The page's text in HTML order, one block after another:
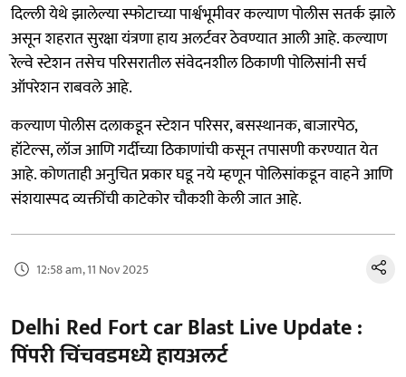
दिल्ली येथे झालेल्या स्फोटाच्या पार्श्वभूमीवर कल्याण पोलीस सतर्क झाले
असून शहरात सुरक्षा यंत्रणा हाय अलर्टवर ठेवण्यात आली आहे. कल्याण
रेल्वे स्टेशन तसेच परिसरातील संवेदनशील ठिकाणी पोलिसांनी सर्च
ऑपरेशन राबवले आहे.
कल्याण पोलीस दलाकडून स्टेशन परिसर, बसस्थानक, बाजारपेठ,
हॉटेल्स, लॉज आणि गर्दीच्या ठिकाणांची कसून तपासणी करण्यात येत
आहे. कोणताही अनुचित प्रकार घडू नये म्हणून पोलिसांकडून वाहने आणि
संशयास्पद व्यक्तींची काटेकोर चौकशी केली जात आहे.
12:58 am, 11 Nov 2025
Delhi Red Fort car Blast Live Update :
पिंपरी चिंचवडमध्ये हायअलर्ट